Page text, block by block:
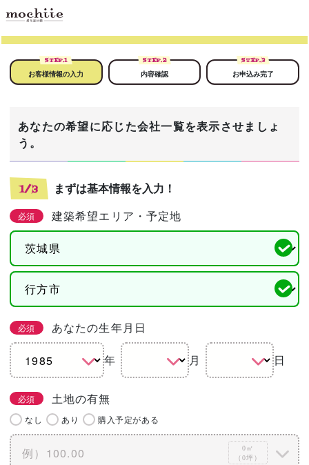
STEP.1
お客様情報の入力
STEP.2
内容確認
STEP.3
お申込み完了
あなたの希望に応じた会社一覧を表示させましょ
う。
1/3 まずは基本情報を入力！
必須 建築希望エリア・予定地
必須 あなたの生年月日
年 月 日
必須 土地の有無
なし あり 購入予定がある
0㎡
（0坪）